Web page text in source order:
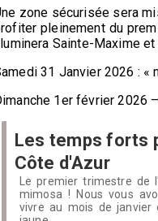
zone sécurisée sera
pleinement du
Sainte-Maxime
31 Janvier 2026 :
1er février 2026
Les temps forts
Côte d'Azur
Le premier trimestre
mimosa ! Nous vous
vivre au mois de